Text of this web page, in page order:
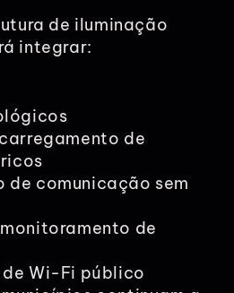
de iluminação
integrar:
de
de comunicação sem
de
Wi-Fi público